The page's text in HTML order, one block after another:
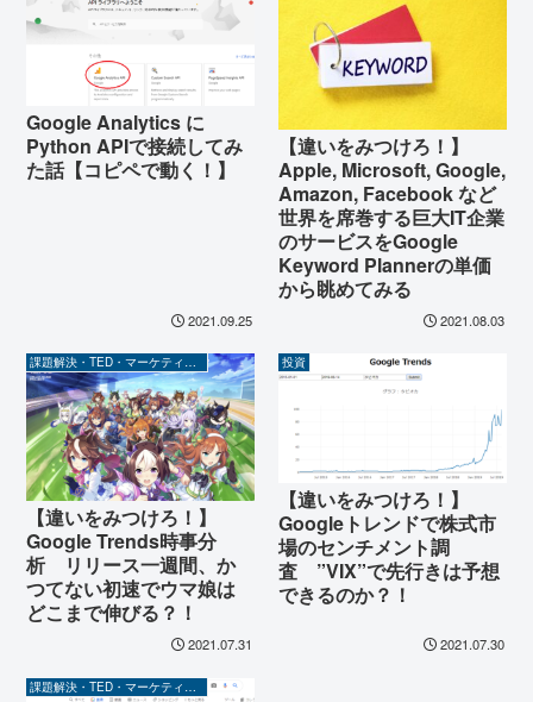
Google Analytics に
Python APIで接続してみ
た話【コピペで動く！】
2021.09.25
【違いをみつけろ！】
Apple, Microsoft, Google,
Amazon, Facebook など
世界を席巻する巨大IT企業
のサービスをGoogle
Keyword Plannerの単価
から眺めてみる
2021.08.03
課題解決・TED・マーケティング関係
【違いをみつけろ！】
Google Trends時事分
析 リリース一週間、か
つてない初速でウマ娘は
どこまで伸びる？！
2021.07.31
投資
【違いをみつけろ！】
Googleトレンドで株式市
場のセンチメント調
査 ”VIX”で先行きは予想
できるのか？！
2021.07.30